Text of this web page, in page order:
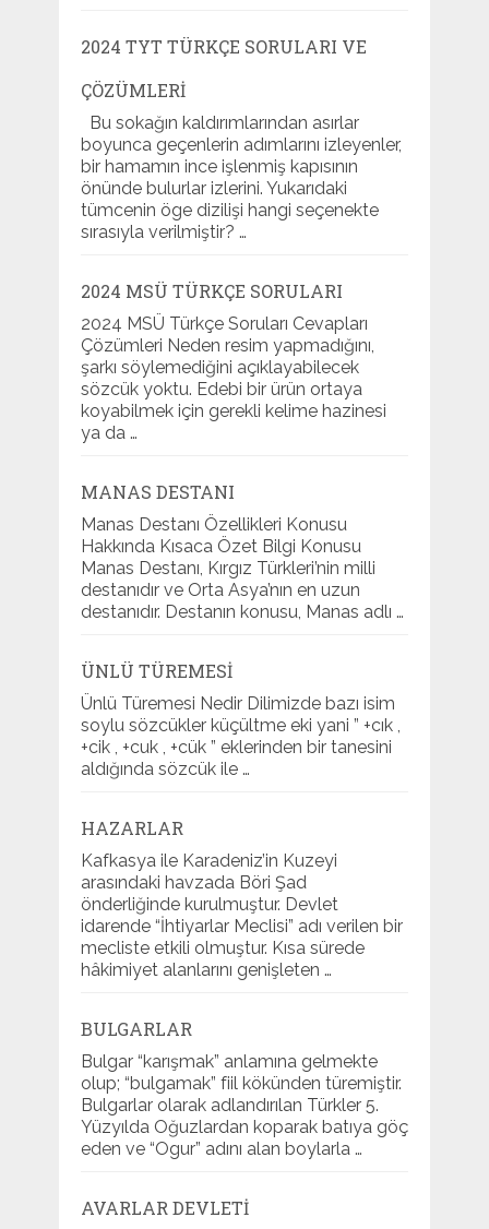
2024 TYT TÜRKÇE SORULARI VE
ÇÖZÜMLERI
Bu sokağın kaldırımlarından asırlar
boyunca geçenlerin adımlarını izleyenler,
bir hamamın ince işlenmiş kapısının
önünde bulurlar izlerini. Yukarıdaki
tümcenin öge dizilişi hangi seçenekte
sırasıyla verilmiştir? …
2024 MSÜ TÜRKÇE SORULARI
2024 MSÜ Türkçe Soruları Cevapları
Çözümleri Neden resim yapmadığını,
şarkı söylemediğini açıklayabilecek
sözcük yoktu. Edebi bir ürün ortaya
koyabilmek için gerekli kelime hazinesi
ya da …
MANAS DESTANI
Manas Destanı Özellikleri Konusu
Hakkında Kısaca Özet Bilgi Konusu
Manas Destanı, Kırgız Türkleri’nin milli
destanıdır ve Orta Asya’nın en uzun
destanıdır. Destanın konusu, Manas adlı …
ÜNLÜ TÜREMESI
Ünlü Türemesi Nedir Dilimizde bazı isim
soylu sözcükler küçültme eki yani ” +cık ,
+cik , +cuk , +cük ” eklerinden bir tanesini
aldığında sözcük ile …
HAZARLAR
Kafkasya ile Karadeniz’in Kuzeyi
arasındaki havzada Böri Şad
önderliğinde kurulmuştur. Devlet
idarende “İhtiyarlar Meclisi” adı verilen bir
mecliste etkili olmuştur. Kısa sürede
hâkimiyet alanlarını genişleten …
BULGARLAR
Bulgar “karışmak” anlamına gelmekte
olup; “bulgamak” fiil kökünden türemiştir.
Bulgarlar olarak adlandırılan Türkler 5.
Yüzyılda Oğuzlardan koparak batıya göç
eden ve “Ogur” adını alan boylarla …
AVARLAR DEVLETI